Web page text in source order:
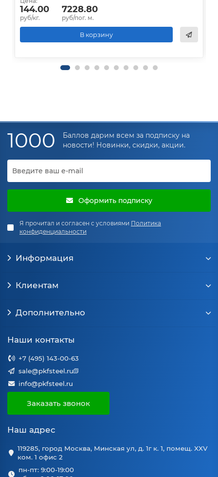
144.00
руб/кг.
7228.80
руб/пог. м.
В корзину
1000
Баллов дарим всем за подписку на
новости! Новинки, скидки, акции.
Оформить подписку
Я прочитал и согласен с условиями Политика
конфиденциальности
Информация
Клиентам
Дополнительно
Наши контакты
+7 (495) 143-00-63
sale@pkfsteel.ru
info@pkfsteel.ru
Заказать звонок
Наш адрес
119285, город Москва, Минская ул, д. 1г к. 1, помещ. XXV
ком. 1 офис 2
пн-пт: 9:00-19:00